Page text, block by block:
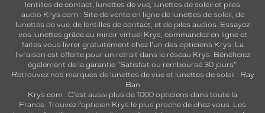
lentilles de contact, lunettes de vue, lunettes de soleil et piles
audio Krys.com : Site de vente en ligne de lunettes de soleil, de
lunettes de vue, de lentilles de contact, et de piles audios. Essayez
vos lunettes grâce au miroir virtuel Krys, commandez en ligne et
faites vous livrer gratuitement chez l'un des opticiens Krys. La
livraison est offerte pour un retrait dans le réseau Krys. Bénéficiez
également de la garantie "Satisfait ou remboursé 30 jours".
Retrouvez nos marques de lunettes de vue et lunettes de soleil : Ray
Ban
Krys.com : C’est aussi plus de 1000 opticiens dans toute la
France. Trouvez l’opticien Krys le plus proche de chez vous. Les